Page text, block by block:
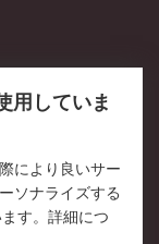
用していま
により良いサー
ソナライズする
す。詳細につ